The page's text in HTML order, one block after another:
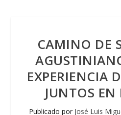
CAMINO DE
EXPERIENCIA
JUNTOS
Publicado por José Luis